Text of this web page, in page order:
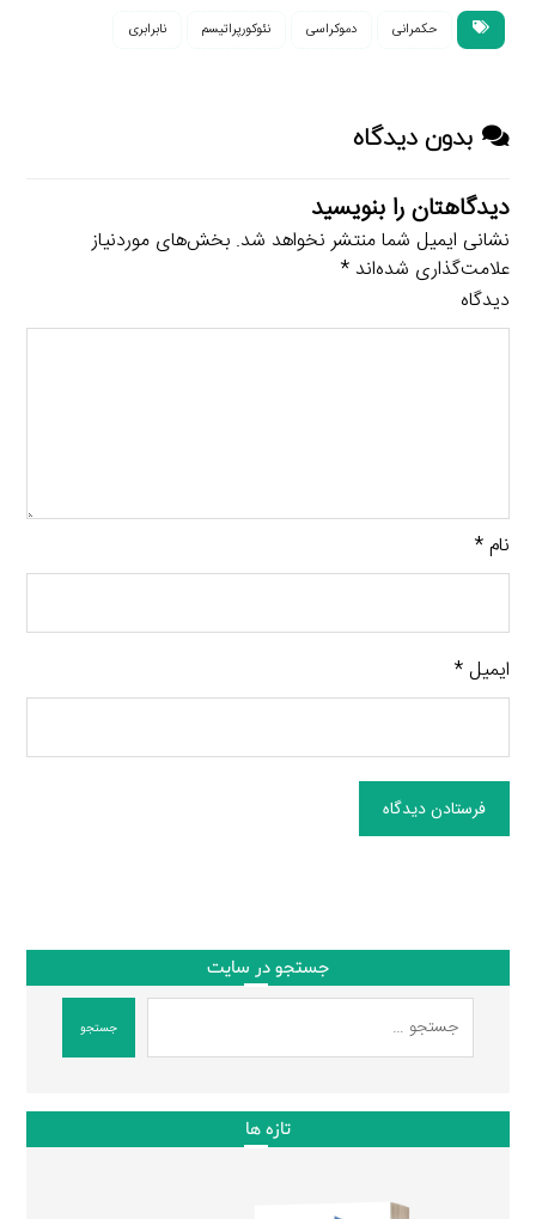
حکمرانی دموکراسی نئوکورپراتیسم نابرابری
بدون دیدگاه
دیدگاهتان را بنویسید
نشانی ایمیل شما منتشر نخواهد شد. بخش‌های موردنیاز
علامت‌گذاری شده‌اند*
دیدگاه
نام*
ایمیل*
فرستادن دیدگاه
جستجو در سایت
جستجو
تازه ها